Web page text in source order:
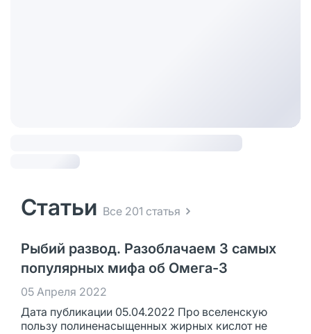
Статьи Все 201 статья
Рыбий развод. Разоблачаем 3 самых
популярных мифа об Омега-3
05 Апреля 2022
Дата публикации 05.04.2022 Про вселенскую
пользу полиненасыщенных жирных кислот не